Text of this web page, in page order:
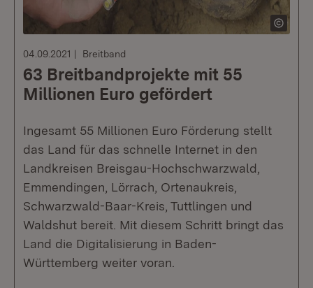
04.09.2021 Breitband
63 Breitbandprojekte mit 55
Millionen Euro gefördert
Ingesamt 55 Millionen Euro Förderung stellt
das Land für das schnelle Internet in den
Landkreisen Breisgau-Hochschwarzwald,
Emmendingen, Lörrach, Ortenaukreis,
Schwarzwald-Baar-Kreis, Tuttlingen und
Waldshut bereit. Mit diesem Schritt bringt das
Land die Digitalisierung in Baden-
Württemberg weiter voran.